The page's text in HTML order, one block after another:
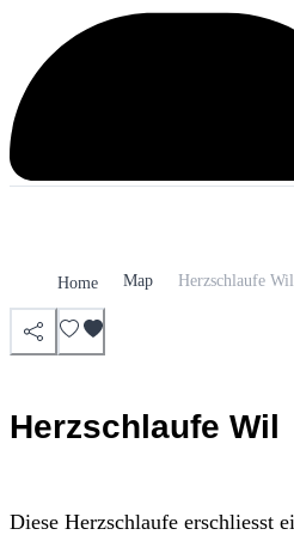
Home Map Herzschlaufe Wil
Herzschlaufe Wil
Diese Herzschlaufe erschliesst